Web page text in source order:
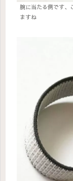
腕に当たる側です、
ますね